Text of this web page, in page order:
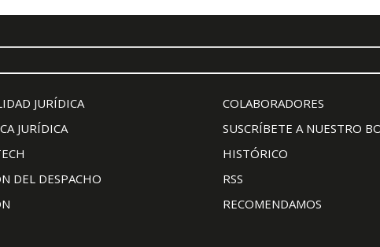
JURÍDICA
JURÍDICA
DEL DESPACHO
COLABORADORES
SUSCRÍBETE A NUESTRO
HISTÓRICO
RSS
RECOMENDAMOS